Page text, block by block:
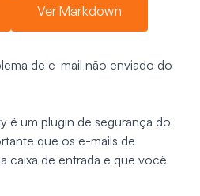
Ver Markdown
de e-mail não enviado do
é um plugin de segurança do
que os e-mails de
caixa de entrada e que você